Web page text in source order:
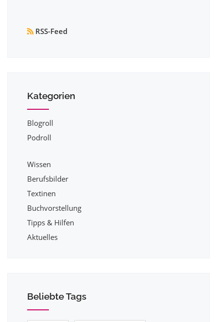
RSS-Feed
Kategorien
Blogroll
Podroll
Wissen
Berufsbilder
Textinen
Buchvorstellung
Tipps & Hilfen
Aktuelles
Beliebte Tags